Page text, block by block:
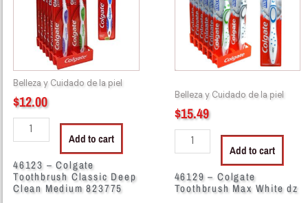
Belleza y Cuidado de la piel
$12.00
Classic
Deep
Clean
Medium
823775
quantity
Add to cart
46123 – Colgate
Toothbrush Classic Deep
Clean Medium 823775
Belleza y Cuidado de la piel
$15.49
Max
White
quantity
Add to cart
46129 – Colgate
Toothbrush Max White dz